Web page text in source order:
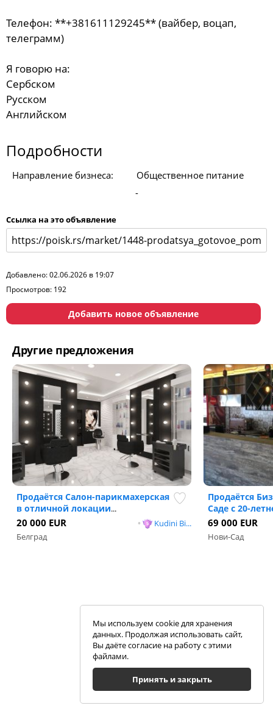
Телефон: **+381611129245** (вайбер, воцап,
телеграмм)
Я говорю на:
Сербском
Русском
Английском
Подробности
Направление бизнеса:
Общественное питание
-
Ссылка на это объявление
Добавлено: 02.06.2026 в 19:07
Просмотров: 192
Добавить новое объявление
Другие предложения
Продаётся Салон-парикмахерская
в отличной локации...
•
Kudini Bi...
20 000 EUR
Белград
Продаётся
Саде с 20-
69 000 EUR
Нови-Сад
Мы используем cookie для хранения
данных. Продолжая использовать сайт,
Вы даёте согласие на работу с этими
файлами.
Принять и закрыть